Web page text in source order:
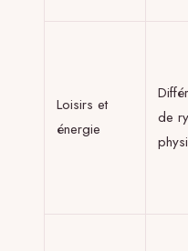
Loisirs et
énergie
de